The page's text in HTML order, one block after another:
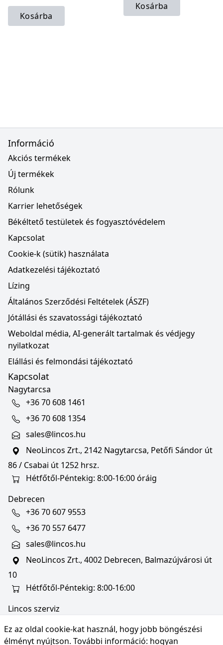
Kosárba
Kosárba
Ez az oldal cookie-kat használ, hogy jobb böngészési
élményt nyújtson. További információ: hogyan
Információ
Akciós termékek
Új termékek
Rólunk
Karrier lehetőségek
Békéltető testületek és fogyasztóvédelem
Kapcsolat
Cookie-k (sütik) használata
Adatkezelési tájékoztató
Lízing
Általános Szerződési Feltételek (ÁSZF)
Jótállási és szavatossági tájékoztató
Weboldal média, AI-generált tartalmak és védjegy
nyilatkozat
Elállási és felmondási tájékoztató
Kapcsolat
Nagytarcsa
+36 70 608 1461
+36 70 608 1354
sales@lincos.hu
NeoLincos Zrt., 2142 Nagytarcsa, Petőfi Sándor út
86 / Csabai út 1252 hrsz.
Hétfőtől-Péntekig: 8:00-16:00 óráig
Debrecen
+36 70 607 9553
+36 70 557 6477
sales@lincos.hu
NeoLincos Zrt., 4002 Debrecen, Balmazújvárosi út
10
Hétfőtől-Péntekig: 8:00-16:00
Lincos szerviz
NeoLincos Zrt., 4002 Debrecen, Balmazújvárosi út